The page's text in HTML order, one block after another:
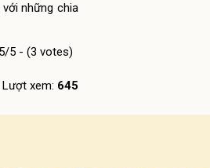
những chia
5/5 - (3 votes)
Lượt xem: 645